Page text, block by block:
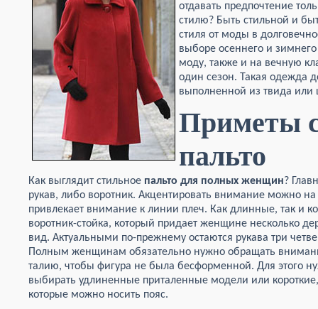
отдавать предпочтение
стилю? Быть стильной и
стиля от моды в
выборе осеннего и
моду, также и на вечную
один сезон. Такая одежда
выполненной из твида или
Приметы
пальто
Как выглядит стильное пальто для полных женщин?
рукав, либо воротник. Акцентировать внимание можно
привлекает внимание к линии плеч. Как длинные, так и
воротник-стойка, который придает женщине несколько
вид. Актуальными по-прежнему остаются рукава три
Полным женщинам обязательно нужно обращать
талию, чтобы фигура не была бесформенной. Для этого
выбирать удлиненные приталенные модели или
которые можно носить пояс.